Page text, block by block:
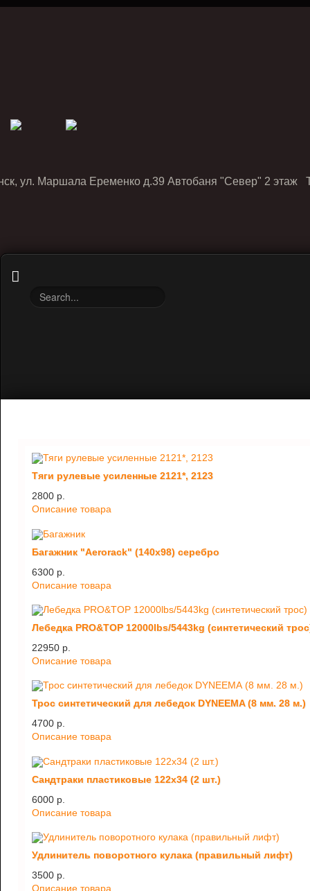
ул. Маршала Еременко д.39 Автобаня "Север" 2 этаж
Тяги рулевые усиленные 2121*, 2123
2800 p.
Описание товара
Багажник "Aerorack" (140х98) серебро
6300 p.
Описание товара
Лебедка PRO&TOP 12000lbs/5443kg (синтетический
22950 p.
Описание товара
Трос синтетический для лебедок DYNEEMA (8 мм. 28 м.)
4700 p.
Описание товара
Сандтраки пластиковые 122х34 (2 шт.)
6000 p.
Описание товара
Удлинитель поворотного кулака (правильный лифт)
3500 p.
Описание товара